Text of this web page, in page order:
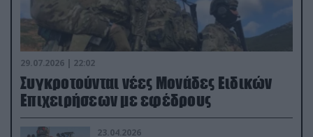
29.07.2026 | 22:02
Συγκροτούνται νέες Μονάδες Ειδικών
Επιχειρήσεων με εφέδρους
23.04.2026